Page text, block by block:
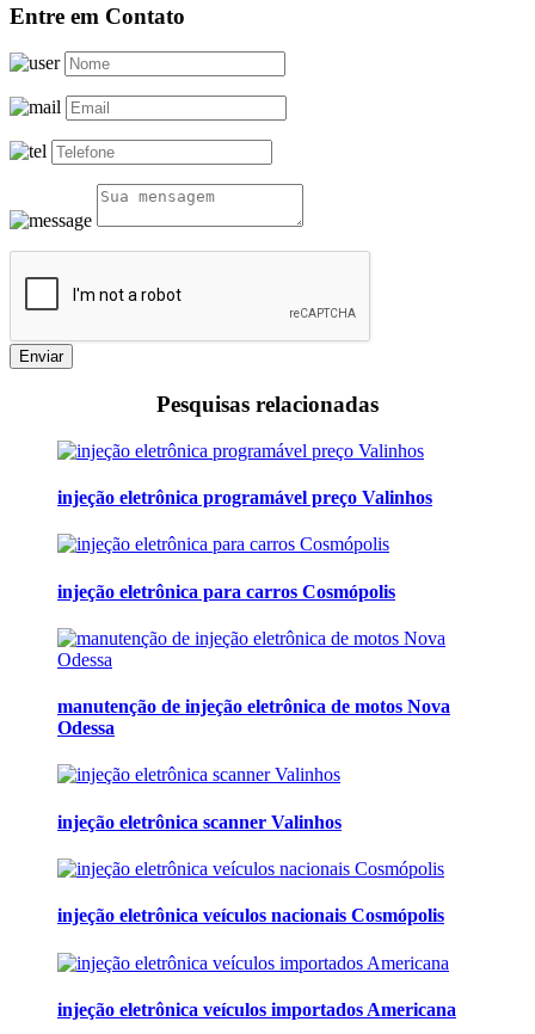
Entre em Contato
Enviar
Pesquisas relacionadas
injeção eletrônica programável preço Valinhos
injeção eletrônica para carros Cosmópolis
manutenção de injeção eletrônica de motos Nova
Odessa
injeção eletrônica scanner Valinhos
injeção eletrônica veículos nacionais Cosmópolis
injeção eletrônica veículos importados Americana